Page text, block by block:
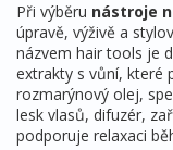
Při výběru nástroje
úpravě, výživě a
názvem hair tools je
extrakty s vůní, které
rozmarýnový olej,
lesk vlasů, difuzér,
podporuje relaxaci